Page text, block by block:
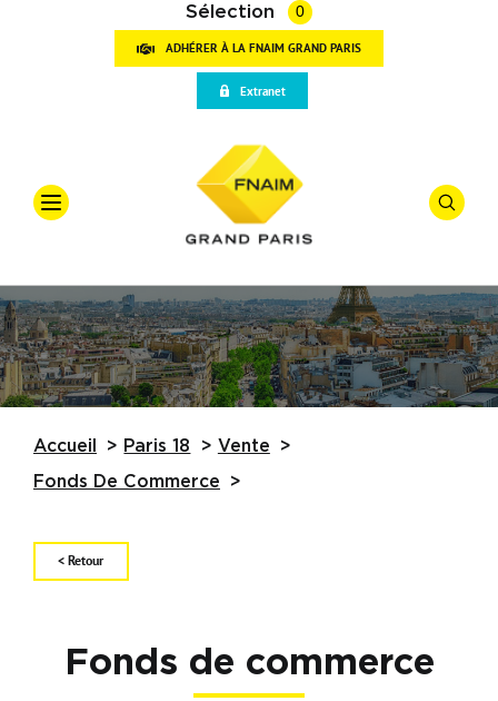
Qui sommes-nous
Partenaires
Actualités
Sélection 0
ADHÉRER À LA FNAIM GRAND PARIS
Extranet
Accueil Paris 18
Vente
Fonds De Commerce
< Retour
Fonds de commerce
Offre
Vente
Types